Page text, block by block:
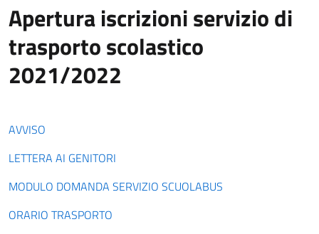
Apertura iscrizioni servizio di
trasporto scolastico
2021/2022
AVVISO
LETTERA AI GENITORI
MODULO DOMANDA SERVIZIO SCUOLABUS
ORARIO TRASPORTO